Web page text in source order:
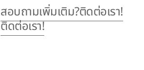
สอบถามเพิ่มเติม?ติดต่อเรา!
ติดต่อเรา!